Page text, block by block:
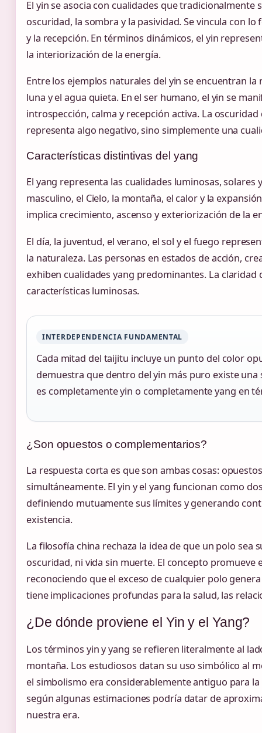
El yin se asocia con cualidades que tradicionalmente
oscuridad, la sombra y la pasividad. Se vincula con
y la recepción. En términos dinámicos, el yin
la interiorización de la energía.
Entre los ejemplos naturales del yin se encuentran la
luna y el agua quieta. En el ser humano, el yin se
introspección, calma y recepción activa. La
representa algo negativo, sino simplemente una
Características distintivas del yang
El yang representa las cualidades luminosas, solares
masculino, el Cielo, la montaña, el calor y la
implica crecimiento, ascenso y exteriorización de la
El día, la juventud, el verano, el sol y el fuego
la naturaleza. Las personas en estados de acción,
exhiben cualidades yang predominantes. La claridad
características luminosas.
INTERDEPENDENCIA FUNDAMENTAL
Cada mitad del taijitu incluye un punto del color
demuestra que dentro del yin más puro existe una
es completamente yin o completamente yang en
¿Son opuestos o complementarios?
La respuesta corta es que son ambas cosas:
simultáneamente. El yin y el yang funcionan como
definiendo mutuamente sus límites y generando
existencia.
La filosofía china rechaza la idea de que un polo sea
oscuridad, ni vida sin muerte. El concepto promueve
reconociendo que el exceso de cualquier polo
tiene implicaciones profundas para la salud, las
¿De dónde proviene el Yin y el Yang?
Los términos yin y yang se refieren literalmente al
montaña. Los estudiosos datan su uso simbólico al
el simbolismo era considerablemente antiguo para
según algunas estimaciones podría datar de
nuestra era.